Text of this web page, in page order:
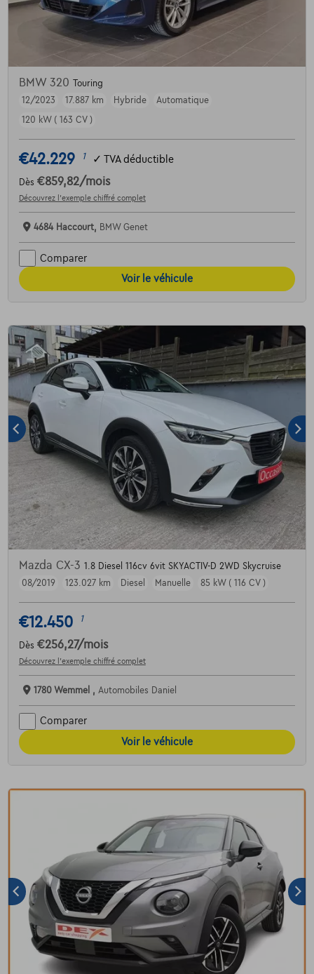
BMW 320
Touring
12/2023
17.887 km Hybride
Automatique
120 kW ( 163 CV )
€42.229 1 ✓ TVA déductible
Dès €859,82/mois
Découvrez l’exemple chiffré complet
4684 Haccourt, BMW Genet
Comparer
Voir le véhicule
Mazda CX-3 1.8 Diesel 116cv 6vit SKYACTIV-D 2WD Skycruise
08/2019
123.027 km Diesel Manuelle 85 kW ( 116 CV )
€12.450 1
Dès €256,27/mois
Découvrez l’exemple chiffré complet
1780 Wemmel , Automobiles Daniel
Comparer
Voir le véhicule